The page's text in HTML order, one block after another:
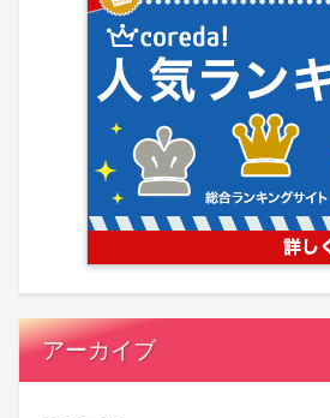
アーカイブ